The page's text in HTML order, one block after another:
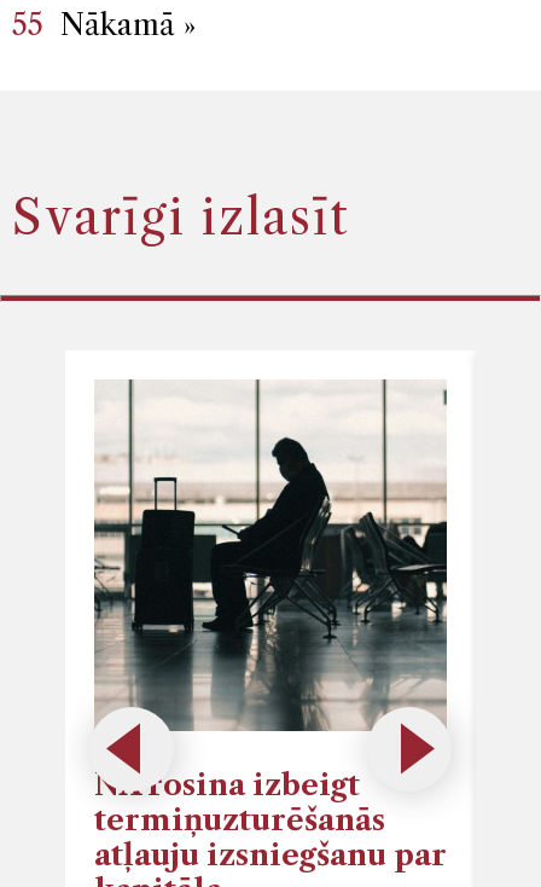
55 Nākamā »
Svarīgi izlasīt
NA rosina izbeigt
termiņuzturēšanās
atļauju izsniegšanu par